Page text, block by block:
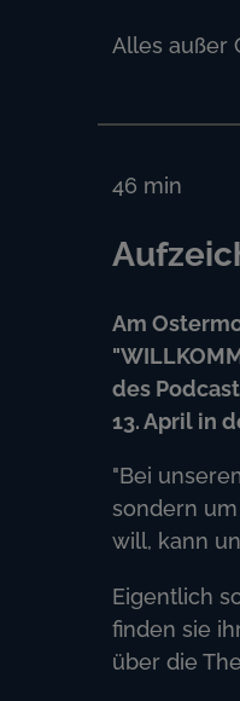
Alles außer
46 min
Am
des
13. April in
"Bei
sondern
will, kann
Eigentlich
finden sie
über die